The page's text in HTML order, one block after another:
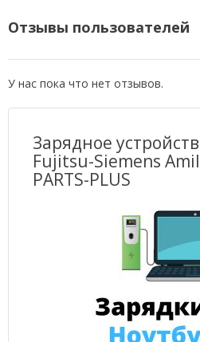
Отзывы пользователей
У нас пока что нет отзывов.
Зарядное
Fujitsu-Siemens
PARTS-PLUS